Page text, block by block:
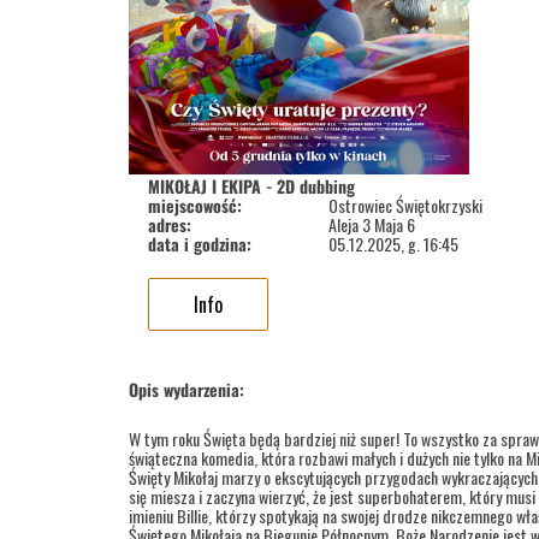
MIKOŁAJ I EKIPA - 2D dubbing
miejscowość: Ostrowiec Świętokrzyski
adres: Aleja 3 Maja 6
data i godzina: 05.12.2025, g. 16:45
Info
Opis wydarzenia:
W tym roku Święta będą bardziej niż super! To wszystko za
świąteczna komedia, która rozbawi małych i dużych nie tylko na
Święty Mikołaj marzy o ekscytujących przygodach
się miesza i zaczyna wierzyć, że jest superbohaterem, który
imieniu Billie, którzy spotykają na swojej drodze nikczemnego